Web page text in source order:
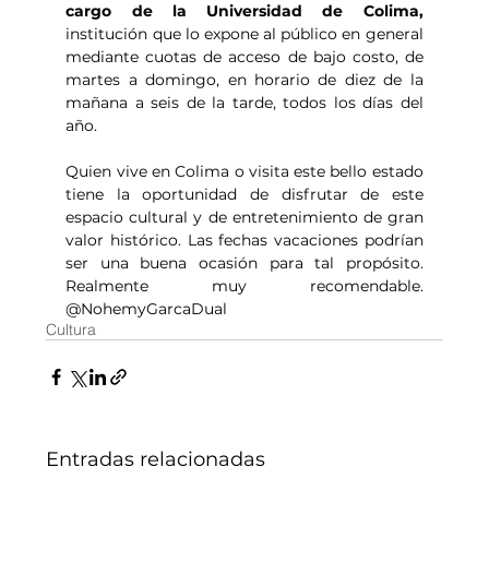
cargo de la Universidad de Colima,
institución que lo expone al público en general
mediante cuotas de acceso de bajo costo, de
martes a domingo, en horario de diez de la
mañana a seis de la tarde, todos los días del
año.
Quien vive en Colima o visita este bello estado
tiene la oportunidad de disfrutar de este
espacio cultural y de entretenimiento de gran
valor histórico. Las fechas vacaciones podrían
ser una buena ocasión para tal propósito.
Realmente muy recomendable.
@NohemyGarcaDual
Cultura
Entradas relacionadas